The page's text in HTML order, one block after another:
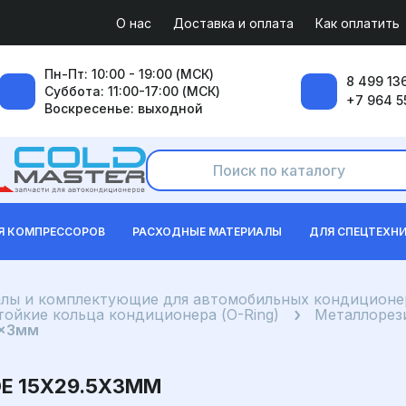
О нас Доставка и оплата Как оплатить
Пн-Пт: 10:00 - 19:00 (МСК)
Суббота: 11:00-17:00 (МСК)
Воскресенье: выходной
8 499
+7 964
КОМПРЕССОРОВ РАСХОДНЫЕ МАТЕРИАЛЫ ДЛЯ
и комплектующие для автомобильных
кольца кондиционера (O-Ring)
15X29.5X3ММ